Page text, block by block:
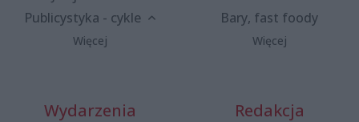
Publicystyka - cykle
Więcej
Bary, fast foody
Więcej
Wydarzenia Redakcja